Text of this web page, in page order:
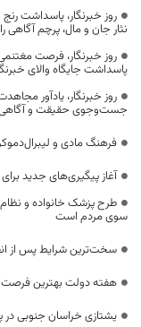
روز خبرنگار، پاسداشت
نثار جان و مال، پرچم
روز خبرنگار، فرصت
پاسداشت جایگاه والای
روز خبرنگار، یادآور
جست‌وجوی حقیقت و
فرهنگ مادی و
آغاز پیگیری‌های جدید
طرح پزشک خانواده و
سوی مردم است
سخت‌ترین شرایط پس از
هفته دولت بهترین فرصت
یشتازی خراسان جنوبی در